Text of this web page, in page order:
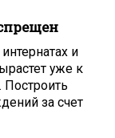
и
уже к
Построить
за счет